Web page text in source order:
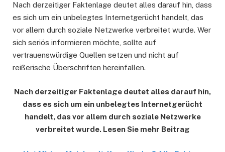
Nach derzeitiger Faktenlage deutet alles darauf hin, dass
es sich um ein unbelegtes Internetgerücht handelt, das
vor allem durch soziale Netzwerke verbreitet wurde. Wer
sich seriös informieren möchte, sollte auf
vertrauenswürdige Quellen setzen und nicht auf
reißerische Überschriften hereinfallen.
Nach derzeitiger Faktenlage deutet alles darauf hin,
dass es sich um ein unbelegtes Internetgerücht
handelt, das vor allem durch soziale Netzwerke
verbreitet wurde. Lesen Sie mehr Beitrag